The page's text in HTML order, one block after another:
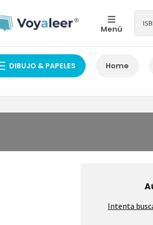
Menú
DIBUJO & PAPELES Home
Intenta